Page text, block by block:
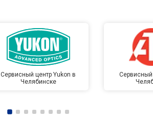
Сервисный центр Yukon в
Челябинске
Сервисный